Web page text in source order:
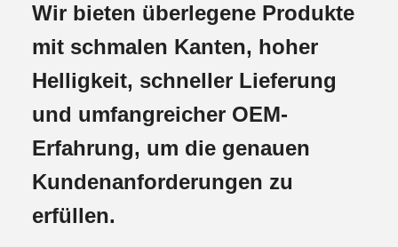
Wir bieten überlegene Produkte
mit schmalen Kanten, hoher
Helligkeit, schneller Lieferung
und umfangreicher OEM-
Erfahrung, um die genauen
Kundenanforderungen zu
erfüllen.